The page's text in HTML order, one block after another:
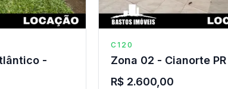
-
C120
Zona 02 - Cianorte PR
R$ 2.600,00